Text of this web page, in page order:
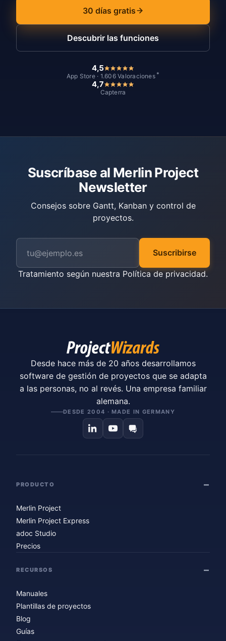
30 días gratis
Descubrir las funciones
4,5
App Store · 1.606 Valoraciones *
4,7
Capterra
Suscríbase al Merlin Project
Newsletter
Consejos sobre Gantt, Kanban y control de
proyectos.
Suscribirse
Tratamiento según nuestra Política de privacidad.
Desde hace más de 20 años desarrollamos
software de gestión de proyectos que se adapta
a las personas, no al revés. Una empresa familiar
alemana.
DESDE 2004 · MADE IN GERMANY
PRODUCTO
Merlin Project
Merlin Project Express
adoc Studio
Precios
RECURSOS
Manuales
Plantillas de proyectos
Blog
Guías